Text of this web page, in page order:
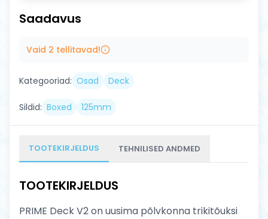
Saadavus
Vaid 2 tellitavad!
Kategooriad: Osad Deck
Sildid: Boxed 125mm
TOOTEKIRJELDUS TEHNILISED ANDMED
TOOTEKIRJELDUS
PRIME Deck V2 on uusima põlvkonna trikitõuksi